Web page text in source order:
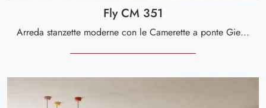
Fly CM 351
Arreda stanzette moderne con le Camerette a ponte Giessegi! Il modello Fly CM 351 in melaminico è per ragazzi.